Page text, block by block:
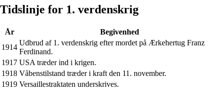
Tidslinje for 1. verdenskrig
År
Begivenhed
1914
Udbrud af 1. verdenskrig efter mordet på Ærkehertug Franz
Ferdinand.
1917 USA træder ind i krigen.
1918 Våbenstilstand træder i kraft den 11. november.
1919 Versaillestraktaten underskrives.